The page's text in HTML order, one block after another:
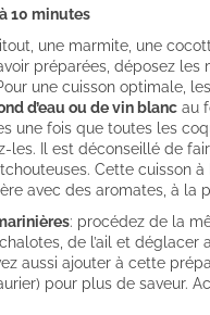
10 minutes
une marmite, une
préparées, déposez
une cuisson optimale,
d’eau ou de vin blanc au
une fois que toutes les
les. Il est déconseillé de
Cette cuisson
avec des aromates, à la
: procédez de la
de l’ail et
aussi ajouter à cette
pour plus de saveur.